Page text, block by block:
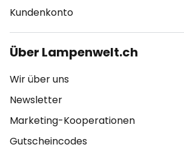
Kundenkonto
Über Lampenwelt.ch
Wir über uns
Newsletter
Marketing-Kooperationen
Gutscheincodes